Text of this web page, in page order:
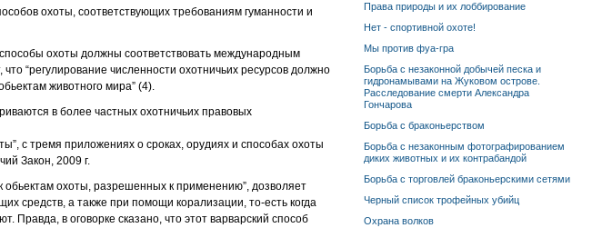
охоты, соответствующих требованиям гуманности и
охоты должны соответствовать международным
“регулирование численности охотничьих ресурсов должно
животного мира” (4).
в более частных охотничьих правовых
с тремя приложениях о сроках, орудиях и способах охоты
Закон, 2009 г.
обьектам охоты, разрешенных к применению”, дозволяет
средств, а также при помощи корализации, то-есть когда
Правда, в оговорке сказано, что этот варварский способ
Права природы и их лоббирование
Нет - спортивной охоте!
Мы против фуа-гра
Борьба с незаконной добычей песка и
гидронамывами на Жуковом острове.
Расследование смерти Александра
Гончарова
Борьба с браконьерством
Борьба с незаконным фотографированием
диких животных и их контрабандой
Борьба с торговлей браконьерскими сетями
Черный список трофейных убийц
Охрана волков